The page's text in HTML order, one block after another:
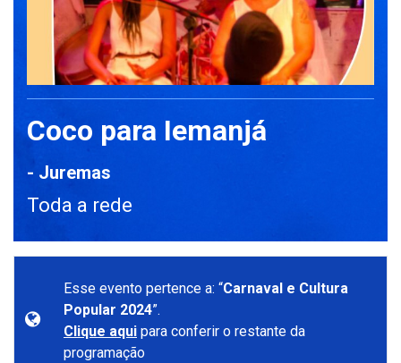
Coco para Iemanjá
- Juremas
Toda a rede
Esse evento pertence a: “Carnaval e Cultura
Popular 2024”.
Clique aqui para conferir o restante da
programação